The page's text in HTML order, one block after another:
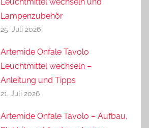
Lampenzubehör
25. Juli 2026
Artemide Onfale Tavolo
Leuchtmittel wechseln –
Anleitung und Tipps
21. Juli 2026
Artemide Onfale Tavolo – Aufbau,